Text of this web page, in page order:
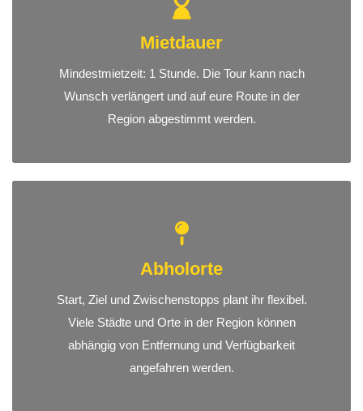
Mietdauer
Mindestmietzeit: 1 Stunde. Die Tour kann nach
Wunsch verlängert und auf eure Route in der
Region abgestimmt werden.
Abholorte
Start, Ziel und Zwischenstopps plant ihr flexibel.
Viele Städte und Orte in der Region können
abhängig von Entfernung und Verfügbarkeit
angefahren werden.